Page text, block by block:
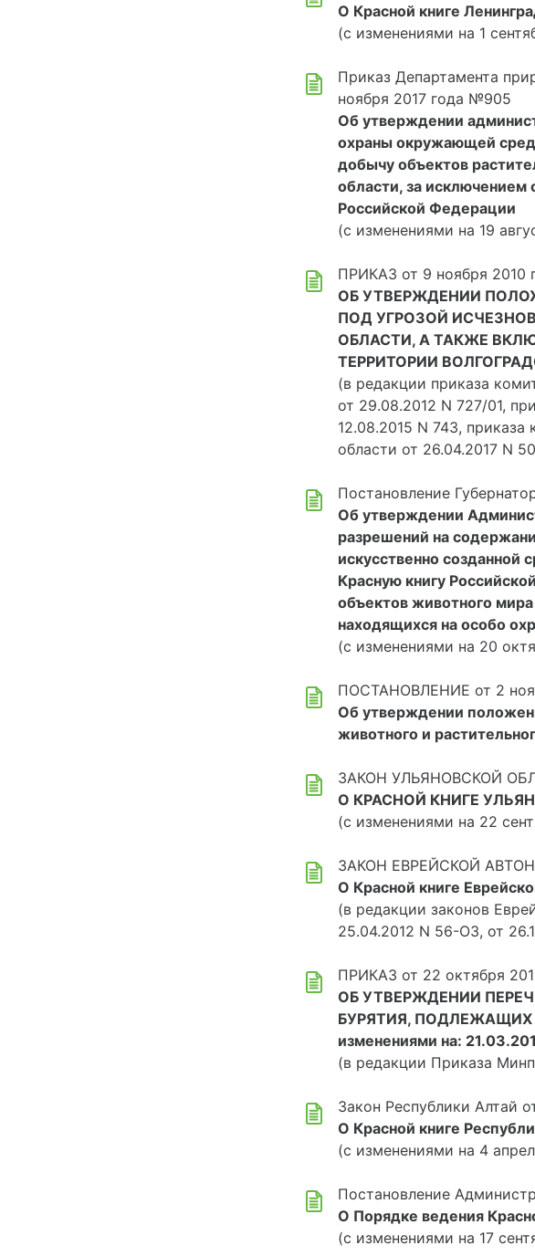
О Красной книге
(с изменениями на 1
Приказ Департамента
ноября 2017 года №905
Об утверждении
охраны окружающей
добычу объектов
области, за исключением
Российской Федерации
(с изменениями на 19
ПРИКАЗ от 9 ноября 2010
ОБ УТВЕРЖДЕНИИ
ПОД УГРОЗОЙ
ОБЛАСТИ, А ТАКЖЕ
ТЕРРИТОРИИ
(в редакции приказа
от 29.08.2012 N 727/01,
12.08.2015 N 743,
области от 26.04.2017 N
Постановление
Об утверждении
разрешений на
искусственно созданной
Красную книгу
объектов животного
находящихся на особо
(с изменениями на 20
ПОСТАНОВЛЕНИЕ от 2
Об утверждении
животного и
ЗАКОН УЛЬЯНОВСКОЙ
О КРАСНОЙ КНИГЕ
(с изменениями на 22
ЗАКОН ЕВРЕЙСКОЙ
О Красной книге
(в редакции законов
25.04.2012 N 56-ОЗ, от
ПРИКАЗ от 22 октября
ОБ УТВЕРЖДЕНИИ
БУРЯТИЯ, ПОДЛЕЖАЩИХ
изменениями на:
(в редакции Приказа
Закон Республики Алтай
О Красной книге
(с изменениями на 4
Постановление
О Порядке ведения
(с изменениями на 17